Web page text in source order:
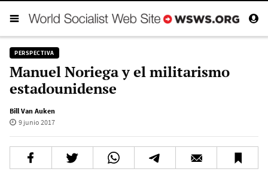
PERSPECTIVA
Manuel Noriega y el militarismo
estadounidense
Bill Van Auken
9 junio 2017